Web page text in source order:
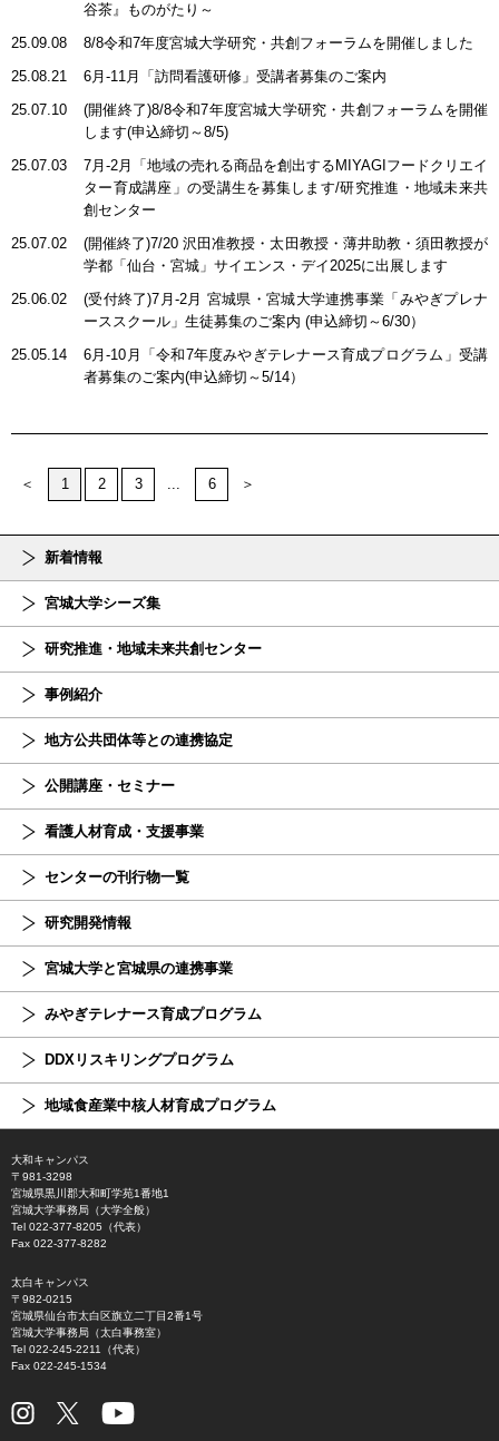
谷茶』ものがたり～
25.09.08
8/8令和7年度宮城大学研究・共創フォーラムを開催しました
25.08.21
6月-11月「訪問看護研修」受講者募集のご案内
25.07.10
(開催終了)8/8令和7年度宮城大学研究・共創フォーラムを開催
します(申込締切～8/5)
25.07.03
7月-2月「地域の売れる商品を創出するMIYAGIフードクリエイ
ター育成講座」の受講生を募集します/研究推進・地域未来共
創センター
25.07.02
(開催終了)7/20 沢田准教授・太田教授・薄井助教・須田教授が
学都「仙台・宮城」サイエンス・デイ2025に出展します
25.06.02
(受付終了)7月-2月 宮城県・宮城大学連携事業「みやぎプレナ
ーススクール」生徒募集のご案内 (申込締切～6/30）
25.05.14
6月-10月「令和7年度みやぎテレナース育成プログラム」受講
者募集のご案内(申込締切～5/14）
＜ 1 2 3 ... 6 ＞
新着情報
宮城大学シーズ集
研究推進・地域未来共創センター
事例紹介
地方公共団体等との連携協定
公開講座・セミナー
看護人材育成・支援事業
センターの刊行物一覧
研究開発情報
宮城大学と宮城県の連携事業
みやぎテレナース育成プログラム
DDXリスキリングプログラム
地域食産業中核人材育成プログラム
大和キャンパス
〒981-3298
宮城県黒川郡大和町学苑1番地1
宮城大学事務局（大学全般）
Tel 022-377-8205（代表）
Fax 022-377-8282
太白キャンパス
〒982-0215
宮城県仙台市太白区旗立二丁目2番1号
宮城大学事務局（太白事務室）
Tel 022-245-2211（代表）
Fax 022-245-1534